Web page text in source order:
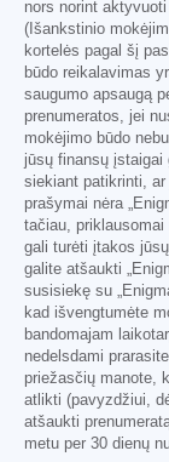
nors norint
(Išankstinio
kortelės pagal šį
būdo reikalavimas
saugumo apsaugą
prenumeratos, jei
mokėjimo būdo
jūsų finansų
siekiant patikrinti,
prašymai nėra
tačiau,
gali turėti įtakos
galite atšaukti
susisiekę su
kad išvengtumėte
bandomajam
nedelsdami
priežasčių manote,
atlikti (pavyzdžiui,
atšaukti
metu per 30 dienų